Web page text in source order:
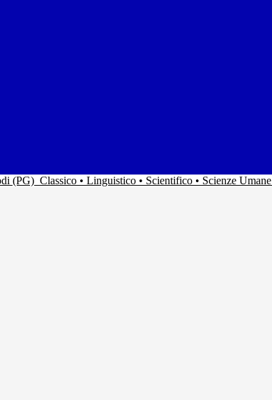
(PG) Classico • Linguistico • Scientifico • Scienze Umane